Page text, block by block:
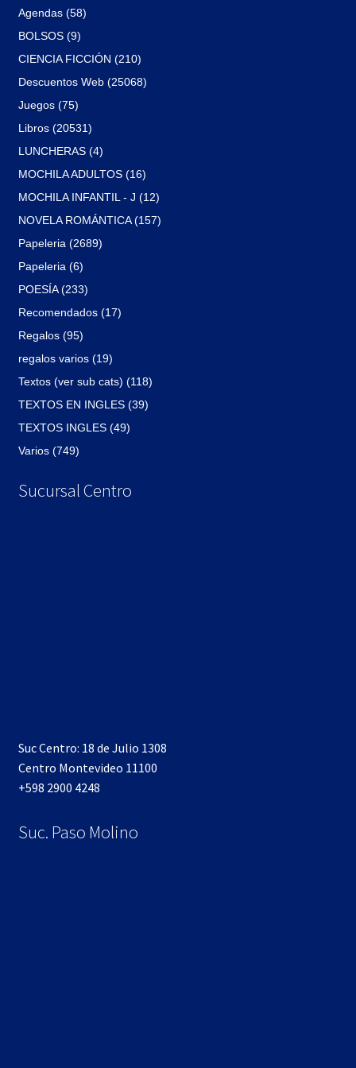
Agendas (58)
BOLSOS (9)
CIENCIA FICCIÓN (210)
Descuentos Web (25068)
Juegos (75)
Libros (20531)
LUNCHERAS (4)
MOCHILA ADULTOS (16)
MOCHILA INFANTIL - J (12)
NOVELA ROMÁNTICA (157)
Papeleria (2689)
Papeleria (6)
POESÍA (233)
Recomendados (17)
Regalos (95)
regalos varios (19)
Textos (ver sub cats) (118)
TEXTOS EN INGLES (39)
TEXTOS INGLES (49)
Varios (749)
Sucursal Centro
Suc Centro: 18 de Julio 1308
Centro Montevideo 11100
+598 2900 4248
Suc. Paso Molino